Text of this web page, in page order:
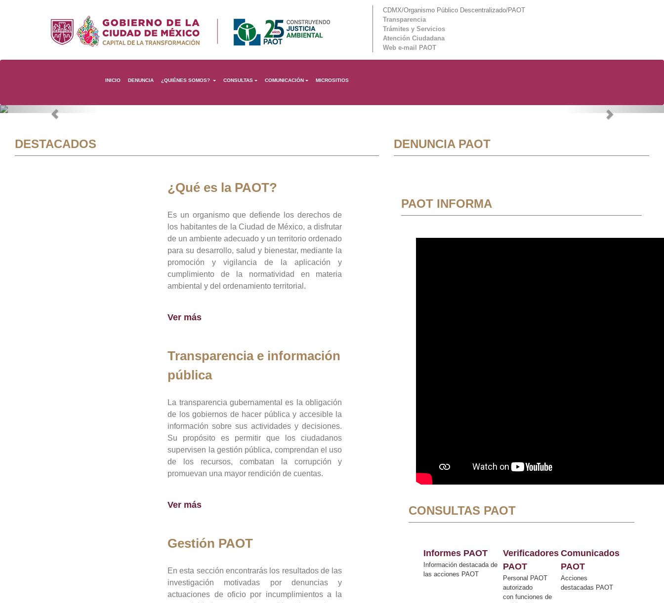
CDMX/Organismo Público Descentralizado/PAOT
Transparencia
Trámites y Servicios
Atención Ciudadana
Web e-mail PAOT
INICIO DENUNCIA ¿QUIÉNES SOMOS? CONSULTAS COMUNICACIÓN MICROSITIOS
Previous Next
DESTACADOS
¿Qué es la PAOT?
Es un organismo que defiende los derechos de
los habitantes de la Ciudad de México, a disfrutar
de un ambiente adecuado y un territorio ordenado
para su desarrollo, salud y bienestar, mediante la
promoción y vigilancia de la aplicación y
cumplimiento de la normatividad en materia
ambiental y del ordenamiento territorial.
Ver más
Transparencia e información
pública
La transparencia gubernamental es la obligación
de los gobiernos de hacer pública y accesible la
información sobre sus actividades y decisiones.
Su propósito es permitir que los ciudadanos
supervisen la gestión pública, comprendan el uso
de los recursos, combatan la corrupción y
promuevan una mayor rendición de cuentas.
Ver más
Gestión PAOT
En esta sección encontrarás los resultados de las
investigación motivadas por denuncias y
actuaciones de oficio por incumplimientos a la
DENUNCIA PAOT
PAOT INFORMA
CONSULTAS PAOT
Informes PAOT
Información destacada de
las acciones PAOT
Verificadores
PAOT
Personal PAOT
autorizado
con funciones de
Comunicados
PAOT
Acciones
destacadas PAOT